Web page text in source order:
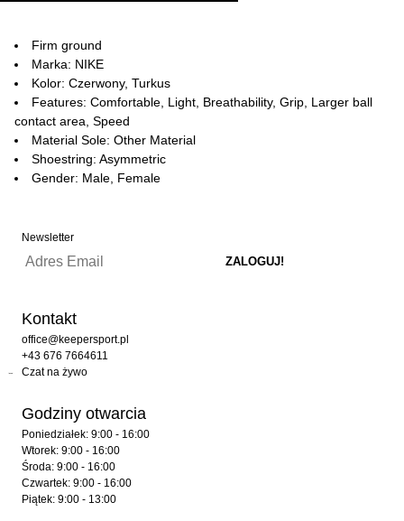
Firm ground
Marka: NIKE
Kolor: Czerwony, Turkus
Features: Comfortable, Light, Breathability, Grip, Larger ball
contact area, Speed
Material Sole: Other Material
Shoestring: Asymmetric
Gender: Male, Female
Newsletter
Kontakt
office@keepersport.pl
+43 676 7664611
Czat na żywo
Godziny otwarcia
Poniedziałek: 9:00 - 16:00
Wtorek: 9:00 - 16:00
Środa: 9:00 - 16:00
Czwartek: 9:00 - 16:00
Piątek: 9:00 - 13:00